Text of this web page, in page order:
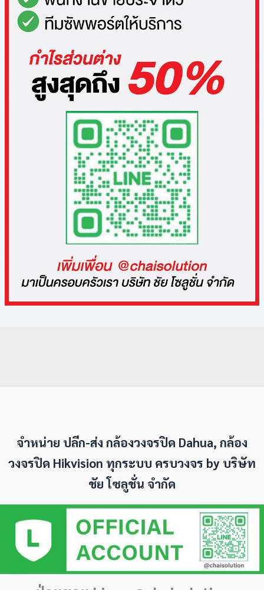
จำหน่าย ปลีก-ส่ง กล้องวงจรปิด Dahua, กล้อง
วงจรปิด Hikvision ทุกระบบ ครบวงจร by บริษัท
ชัย โซลูชั่น จำกัด